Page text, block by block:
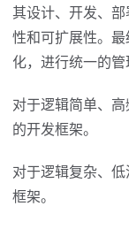
其设计、开发、
性和可扩展性。
化，进行统一的管
对于逻辑简单、
的开发框架。
对于逻辑复杂、
框架。